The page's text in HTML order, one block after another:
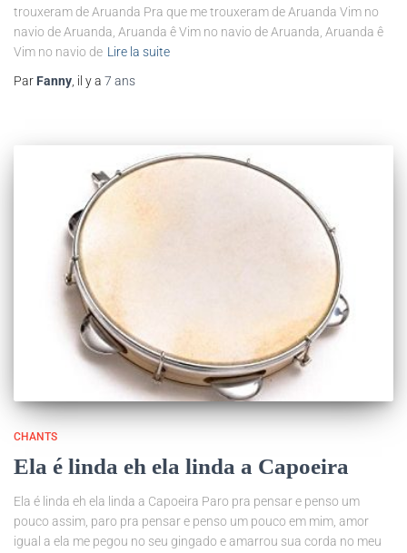
trouxeram de Aruanda Pra que me trouxeram de Aruanda Vim no
navio de Aruanda, Aruanda ê Vim no navio de Aruanda, Aruanda ê
Vim no navio de Lire la suite
Par Fanny , il y a 7 ans
CHANTS
Ela é linda eh ela linda a Capoeira
Ela é linda eh ela linda a Capoeira Paro pra pensar e penso um
pouco assim, paro pra pensar e penso um pouco em mim, amor
igual a ela me pegou no seu gingado e amarrou sua corda no meu